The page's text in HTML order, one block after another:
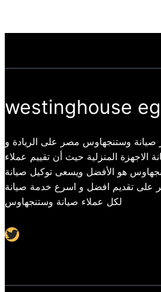
westinghouse
صيانة وستنجهاوس مصر على الريادة و
الاجهزة المنزلية حيث أن تقييم عملاء
هو الأفضل ويسعى توكيل صيانة
تقديم افضل و اسرع خدمة صيانة
لكل عملاء صيانة وستنجهاوس
Twitter